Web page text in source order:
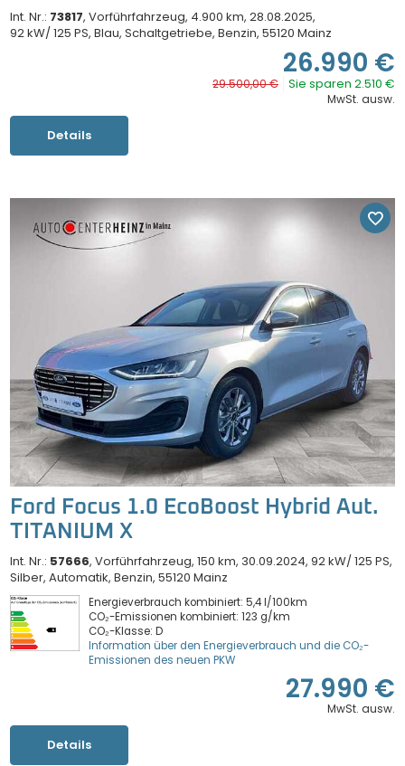
Int. Nr.: 73817 Vorführfahrzeug 4.900 km 28.08.2025
92 kW/ 125 PS Blau Schaltgetriebe Benzin 55120 Mainz
26.990 €
29.500,00 € Sie sparen 2.510 €
MwSt. ausw.
Details
Ford Focus 1.0 EcoBoost Hybrid Aut.
TITANIUM X
Int. Nr.: 57666 Vorführfahrzeug 150 km 30.09.2024 92 kW/ 125 PS
Silber Automatik Benzin 55120 Mainz
Energieverbrauch kombiniert: 5,4 l/100km
CO₂-Emissionen kombiniert: 123 g/km
CO₂-Klasse: D
Information über den Energieverbrauch und die CO₂-
Emissionen des neuen PKW
27.990 €
MwSt. ausw.
Details